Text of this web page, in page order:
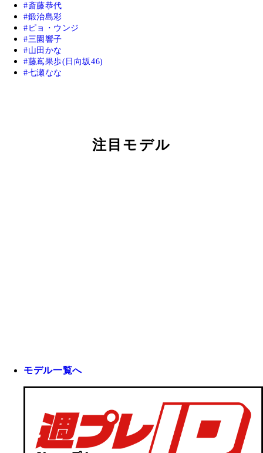
斎藤恭代
鍛治島彩
ピョ・ウンジ
三園響子
山田かな
藤嶌果歩(日向坂46)
七瀬なな
注目モデル
モデル一覧へ